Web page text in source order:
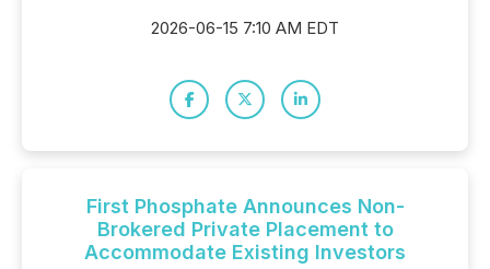
2026-06-15 7:10 AM EDT
First Phosphate Announces Non-
Brokered Private Placement to
Accommodate Existing Investors